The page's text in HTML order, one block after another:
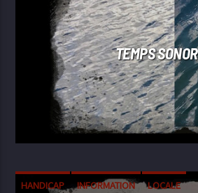
TEMPS
HANDICAP INFORMATION LOCALE